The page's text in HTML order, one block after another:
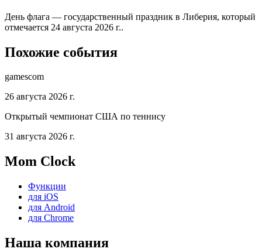
День флага — государственный праздник в Либерия, который
отмечается 24 августа 2026 г..
Похожие события
gamescom
26 августа 2026 г.
Открытый чемпионат США по теннису
31 августа 2026 г.
Mom Clock
Функции
для iOS
для Android
для Chrome
Наша компания